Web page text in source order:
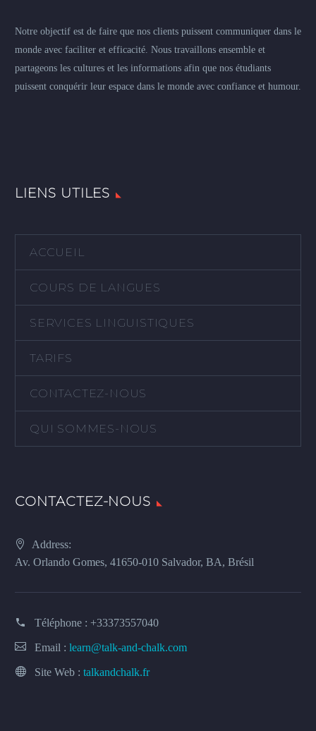
Notre objectif est de faire que nos clients puissent communiquer dans le
monde avec faciliter et efficacité. Nous travaillons ensemble et
partageons les cultures et les informations afin que nos étudiants
puissent conquérir leur espace dans le monde avec confiance et humour.
LIENS UTILES
ACCUEIL
COURS DE LANGUES
SERVICES LINGUISTIQUES
TARIFS
CONTACTEZ-NOUS
QUI SOMMES-NOUS
CONTACTEZ-NOUS
Address:
Av. Orlando Gomes, 41650-010 Salvador, BA, Brésil
Téléphone : +33373557040
Email : learn@talk-and-chalk.com
Site Web : talkandchalk.fr